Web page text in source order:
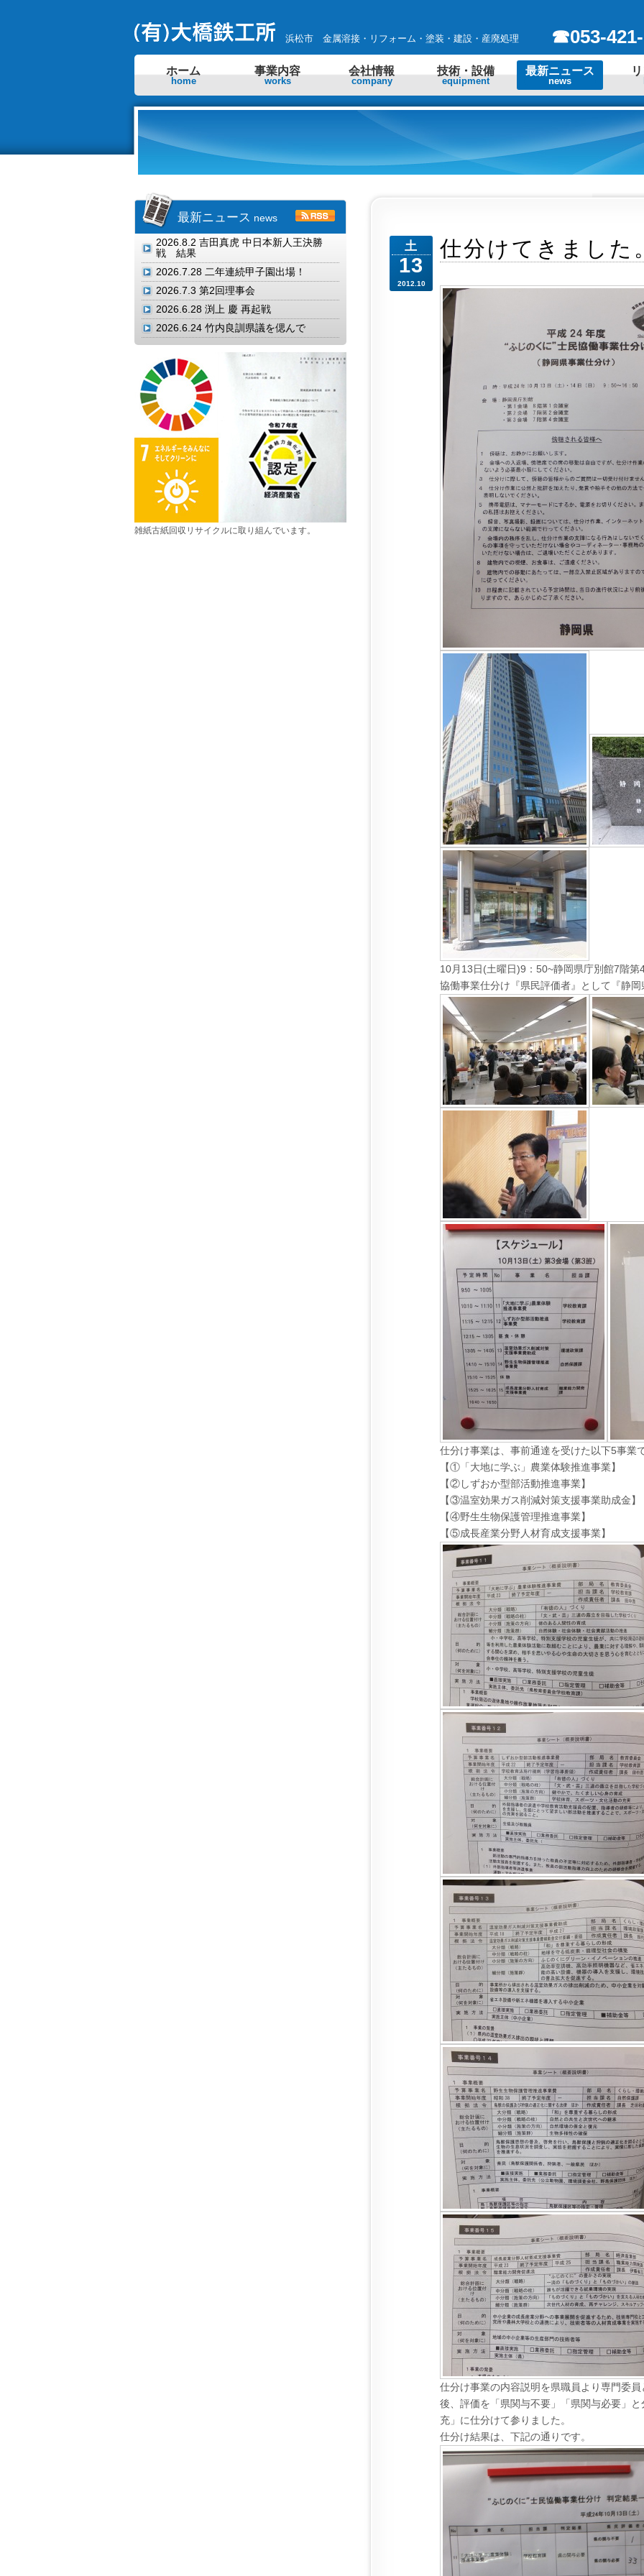
浜松市 金属溶接・リフォーム・塗装・建設・産廃処理 ☎053-
ホーム
home
事業内容
works
会社情報
company
技術・設備
equipment
最新ニュース
news
土
13
2012.10
仕分けてきました
10月13日(土曜日)9：50~静岡県庁別館7階第
協働事業仕分け『県民評価者』として『静
仕分け事業は、事前通達を受けた以下5事業
【①「大地に学ぶ」農業体験推進事業】
【②しずおか型部活動推進事業】
【③温室効果ガス削減対策支援事業助成金】
【④野生生物保護管理推進事業】
【⑤成長産業分野人材育成支援事業】
仕分け事業の内容説明を県職員より専門委
後、評価を「県関与不要」「県関与必要」
充」に仕分けて参りました。
仕分け結果は、下記の通りです。
最新ニュース news
2026.8.2 吉田真虎 中日本新人王決勝
戦 結果
2026.7.28 二年連続甲子園出場！
2026.7.3 第2回理事会
2026.6.28 渕上 慶 再起戦
2026.6.24 竹内良訓県議を偲んで
雑紙古紙回収リサイクルに取り組んでいます。